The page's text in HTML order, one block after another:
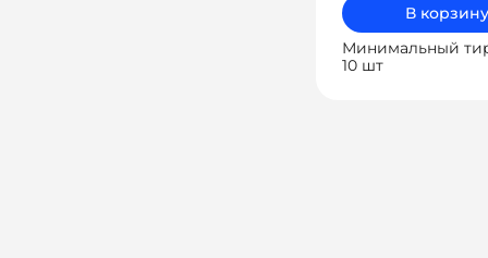
В корзину
Минимальный
10 шт